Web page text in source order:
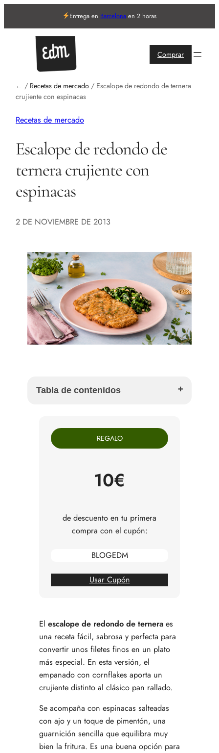
Entrega en Barcelona en 2 horas
Comprar
← / Recetas de mercado / Escalope de redondo de ternera
crujiente con espinacas
Recetas de mercado
Escalope de redondo de
ternera crujiente con
espinacas
2 DE NOVIEMBRE DE 2013
Tabla de contenidos
Cómo preparar escalope de redondo de ternera
Cómo preparar las espinacas salteadas
Cómo servir el escalope de redondo
Preguntas frecuentes sobre escalope de redondo
REGALO
10€
de descuento en tu primera
compra con el cupón:
BLOGEDM
Usar Cupón
El escalope de redondo de ternera es
una receta fácil, sabrosa y perfecta para
convertir unos filetes finos en un plato
más especial. En esta versión, el
empanado con cornflakes aporta un
crujiente distinto al clásico pan rallado.
Se acompaña con espinacas salteadas
con ajo y un toque de pimentón, una
guarnición sencilla que equilibra muy
bien la fritura. Es una buena opción para